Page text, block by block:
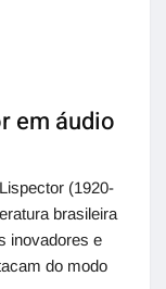
em áudio
(1920-
brasileira
inovadores e
do modo